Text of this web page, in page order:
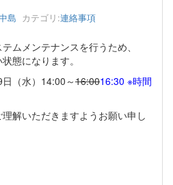
島 カテゴリ:連絡事項
ムメンテナンスを行うため、
態になります。
（水）14:00～16:0016:30 ※時間
解いただきますようお願い申し